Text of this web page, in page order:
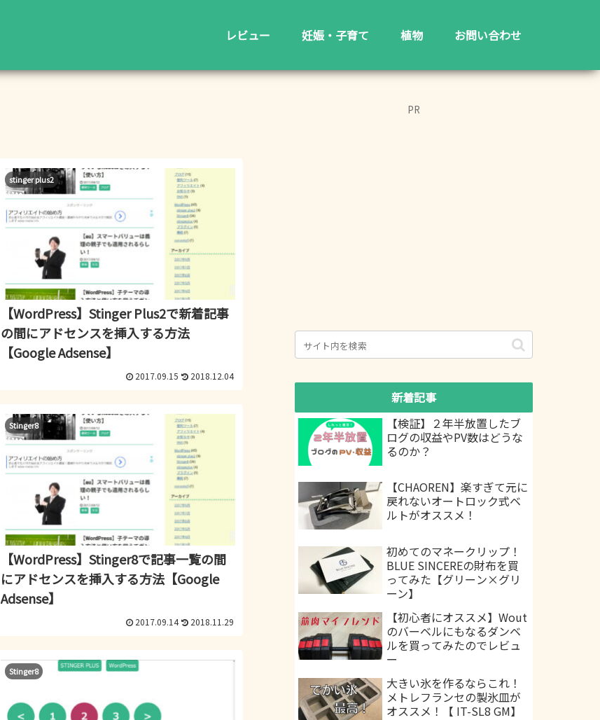
レビュー 妊娠・子育て 植物 お問い合わせ
stinger plus2
【WordPress】Stinger Plus2で新着記事
の間にアドセンスを挿入する方法
【Google Adsense】
2017.09.15 2018.12.04
Stinger8
【WordPress】Stinger8で記事一覧の間
にアドセンスを挿入する方法【Google
Adsense】
2017.09.14 2018.11.29
Stinger8
PR
新着記事
【検証】２年半放置したブ
ログの収益やPV数はどうな
るのか？
【CHAOREN】楽すぎて元に
戻れないオートロック式ベ
ルトがオススメ！
初めてのマネークリップ！
BLUE SINCEREの財布を買
ってみた【グリーン×グリ
ーン】
【初心者にオススメ】Wout
のバーベルにもなるダンベ
ルを買ってみたのでレビュ
ー
大きい氷を作るならこれ！
メトレフランセの製氷皿が
オススメ！【 IT-SL8 GM】